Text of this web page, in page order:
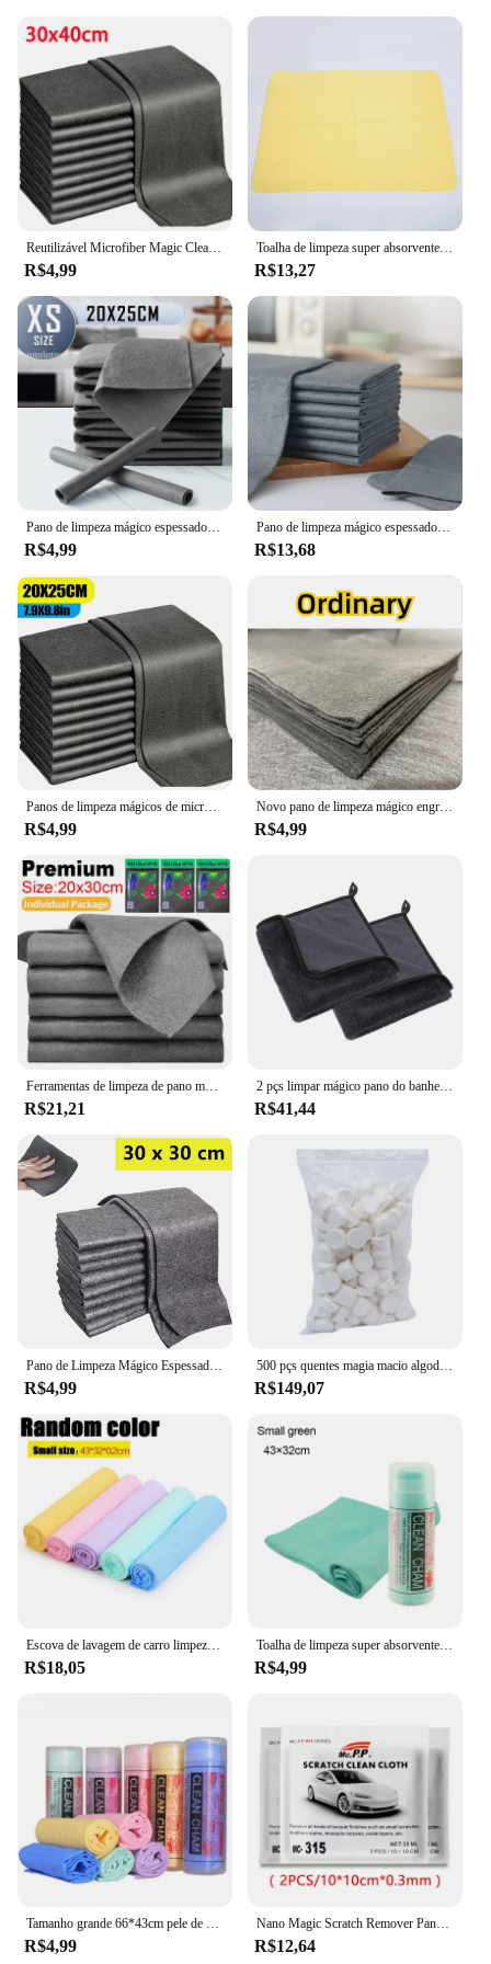
Reutilizável Microfiber Magic Cleaning Panos, Lavar Trapos, Espelho da Janela do Carro Limpe Toalhas, Ferramentas Limpas de Cozinha Doméstica, 1Pc, 10 Pcs
R$4,99
Toalha de limpeza super absorvente do carro, Toalhas de camurça camurça, Pano de lavagem mágica, Limpeza de escova
R$13,27
Pano de limpeza mágico espessado, Toalha limpa de vidro de microfibra, Rags laváveis reutilizáveis para cozinha, Lint-free, 1 Pc, 10Pcs
R$4,99
Pano de limpeza mágico espessado, Pano de microfibra para uso geral, Limpeza de vidro reutilizável, Auto Windows, Espelho da cozinha sem fiapos
R$13,68
R$4,99
Novo pano de limpeza mágico engrossado, toalha limpa de vidro de microfibra, pano de limpeza reutilizável lavável sem fiapos para carro de vidro de cozinha
R$4,99
R$21,21
2 pçs limpar mágico pano do banheiro 40x60cm microfibra torcido pano toalha de carro secagem grande tudo em torno de toalhas de limpeza
R$41,44
R$4,99
500 pçs quentes magia macio algodão descartável comprimido toalha toalhetes tablet viagem moeda tecido toalha mágica para a beleza em casa ao ar livre
R$149,07
R$18,05
Toalha de limpeza super absorvente do carro, Toalhas de camurça camurça, Pano de lavagem mágica, Limpeza de escova
R$4,99
Tamanho grande 66*43cm pele de veado carro limpar suprimentos de limpeza pva toalha de pele de veado barril montado grande toalha de carro
R$4,99
Nano Magic Scratch Remover Pano, Reparação multiúso do risco, Nano pano para pintura do carro, Atualizado
R$12,64